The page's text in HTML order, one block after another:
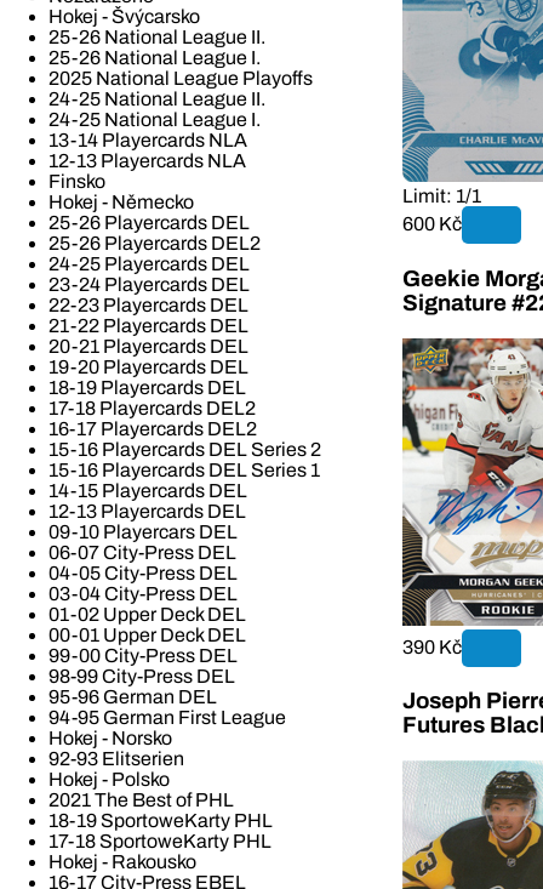
Hokej - Švýcarsko
25-26 National League II.
25-26 National League I.
2025 National League Playoffs
24-25 National League II.
24-25 National League I.
13-14 Playercards NLA
12-13 Playercards NLA
Finsko
Hokej - Německo
25-26 Playercards DEL
25-26 Playercards DEL2
24-25 Playercards DEL
23-24 Playercards DEL
22-23 Playercards DEL
21-22 Playercards DEL
20-21 Playercards DEL
19-20 Playercards DEL
18-19 Playercards DEL
17-18 Playercards DEL2
16-17 Playercards DEL2
15-16 Playercards DEL Series 2
15-16 Playercards DEL Series 1
14-15 Playercards DEL
12-13 Playercards DEL
09-10 Playercars DEL
06-07 City-Press DEL
04-05 City-Press DEL
03-04 City-Press DEL
01-02 Upper Deck DEL
00-01 Upper Deck DEL
99-00 City-Press DEL
98-99 City-Press DEL
95-96 German DEL
94-95 German First League
Hokej - Norsko
92-93 Elitserien
Hokej - Polsko
2021 The Best of PHL
18-19 SportoweKarty PHL
17-18 SportoweKarty PHL
Hokej - Rakousko
16-17 City-Press EBEL
Limit: 1/1
600 Kč
Geekie
Signature
390 Kč
Joseph
Futures